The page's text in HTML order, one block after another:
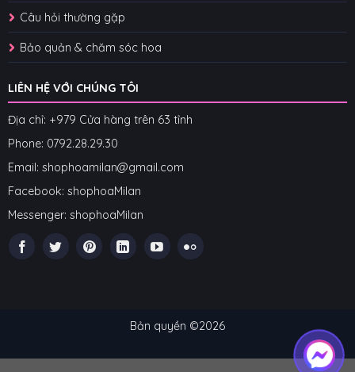
Câu hỏi thường gặp
Bảo quản & chăm sóc hoa
LIÊN HỆ VỚI CHÚNG TÔI
Địa chỉ: +979 Cửa hàng trên 63 tỉnh
Phone: 0792.28.29.30
Email: shophoamilan@gmail.com
Facebook: shophoaMilan
Messenger: shophoaMilan
Bản quyền ©2026